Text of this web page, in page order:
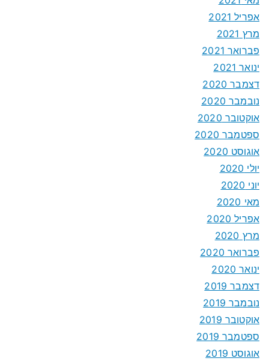
אפריל 2021
מרץ 2021
פברואר 2021
ינואר 2021
דצמבר 2020
נובמבר 2020
אוקטובר 2020
ספטמבר 2020
אוגוסט 2020
יולי 2020
יוני 2020
מאי 2020
אפריל 2020
מרץ 2020
פברואר 2020
ינואר 2020
דצמבר 2019
נובמבר 2019
אוקטובר 2019
ספטמבר 2019
אוגוסט 2019